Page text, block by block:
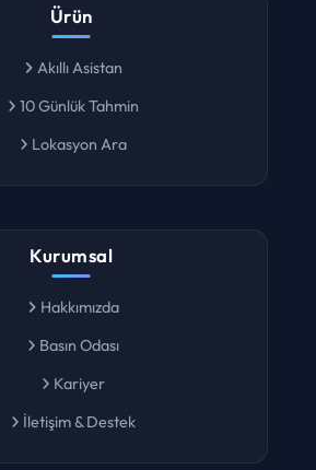
Ürün
Akıllı Asistan
10 Günlük Tahmin
Lokasyon Ara
Kurumsal
Hakkımızda
Basın Odası
Kariyer
İletişim & Destek